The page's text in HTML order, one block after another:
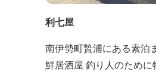
利七屋
南伊勢町贄浦にある素泊
鮮居酒屋 釣り人のために特化した素泊まり宿です。